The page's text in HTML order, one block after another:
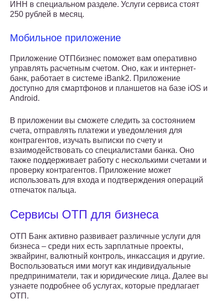
ИНН в специальном разделе. Услуги сервиса стоят
250 рублей в месяц.
Мобильное приложение
Приложение ОТПбизнес поможет вам оперативно
управлять расчетным счетом. Оно, как и интернет-
банк, работает в системе iBank2. Приложение
доступно для смартфонов и планшетов на базе iOS и
Android.
В приложении вы сможете следить за состоянием
счета, отправлять платежи и уведомления для
контрагентов, изучать выписки по счету и
взаимодействовать со специалистами банка. Оно
также поддерживает работу с несколькими счетами и
проверку контрагентов. Приложение может
использовать для входа и подтверждения операций
отпечаток пальца.
Сервисы ОТП для бизнеса
ОТП Банк активно развивает различные услуги для
бизнеса – среди них есть зарплатные проекты,
эквайринг, валютный контроль, инкассация и другие.
Воспользоваться ими могут как индивидуальные
предприниматели, так и юридические лица. Далее вы
узнаете подробнее об услугах, которые предлагает
ОТП.